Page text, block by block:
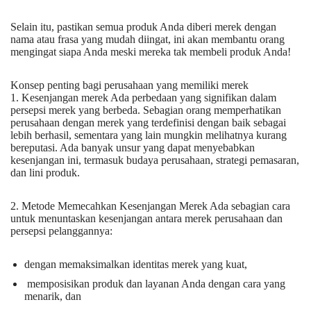
Selain itu, pastikan semua produk Anda diberi merek dengan
nama atau frasa yang mudah diingat, ini akan membantu orang
mengingat siapa Anda meski mereka tak membeli produk Anda!
Konsep penting bagi perusahaan yang memiliki merek
1. Kesenjangan merek Ada perbedaan yang signifikan dalam
persepsi merek yang berbeda. Sebagian orang memperhatikan
perusahaan dengan merek yang terdefinisi dengan baik sebagai
lebih berhasil, sementara yang lain mungkin melihatnya kurang
bereputasi. Ada banyak unsur yang dapat menyebabkan
kesenjangan ini, termasuk budaya perusahaan, strategi pemasaran,
dan lini produk.
2. Metode Memecahkan Kesenjangan Merek Ada sebagian cara
untuk menuntaskan kesenjangan antara merek perusahaan dan
persepsi pelanggannya:
dengan memaksimalkan identitas merek yang kuat,
memposisikan produk dan layanan Anda dengan cara yang
menarik, dan